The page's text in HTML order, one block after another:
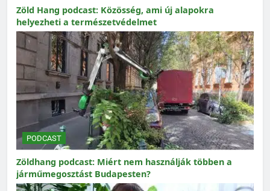
Zöld Hang podcast: Közösség, ami új alapokra
helyezheti a természetvédelmet
PODCAST
Zöldhang podcast: Miért nem használják többen a
járműmegosztást Budapesten?